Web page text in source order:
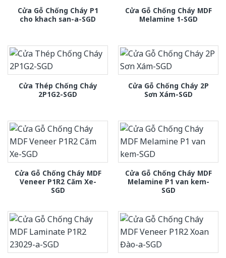
Cửa Gỗ Chống Cháy P1
cho khach san-a-SGD
Cửa Gỗ Chống Cháy MDF
Melamine 1-SGD
Cửa Thép Chống Cháy
2P1G2-SGD
Cửa Gỗ Chống Cháy 2P
Sơn Xám-SGD
Cửa Gỗ Chống Cháy MDF
Veneer P1R2 Căm Xe-
SGD
Cửa Gỗ Chống Cháy MDF
Melamine P1 van kem-
SGD